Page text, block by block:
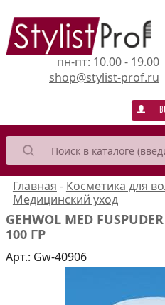
пн-пт: 10.00 - 19.00
shop@stylist-prof.ru
Главная - Косметика для
Медицинский уход
GEHWOL MED
100 ГР
Арт.: Gw-40906